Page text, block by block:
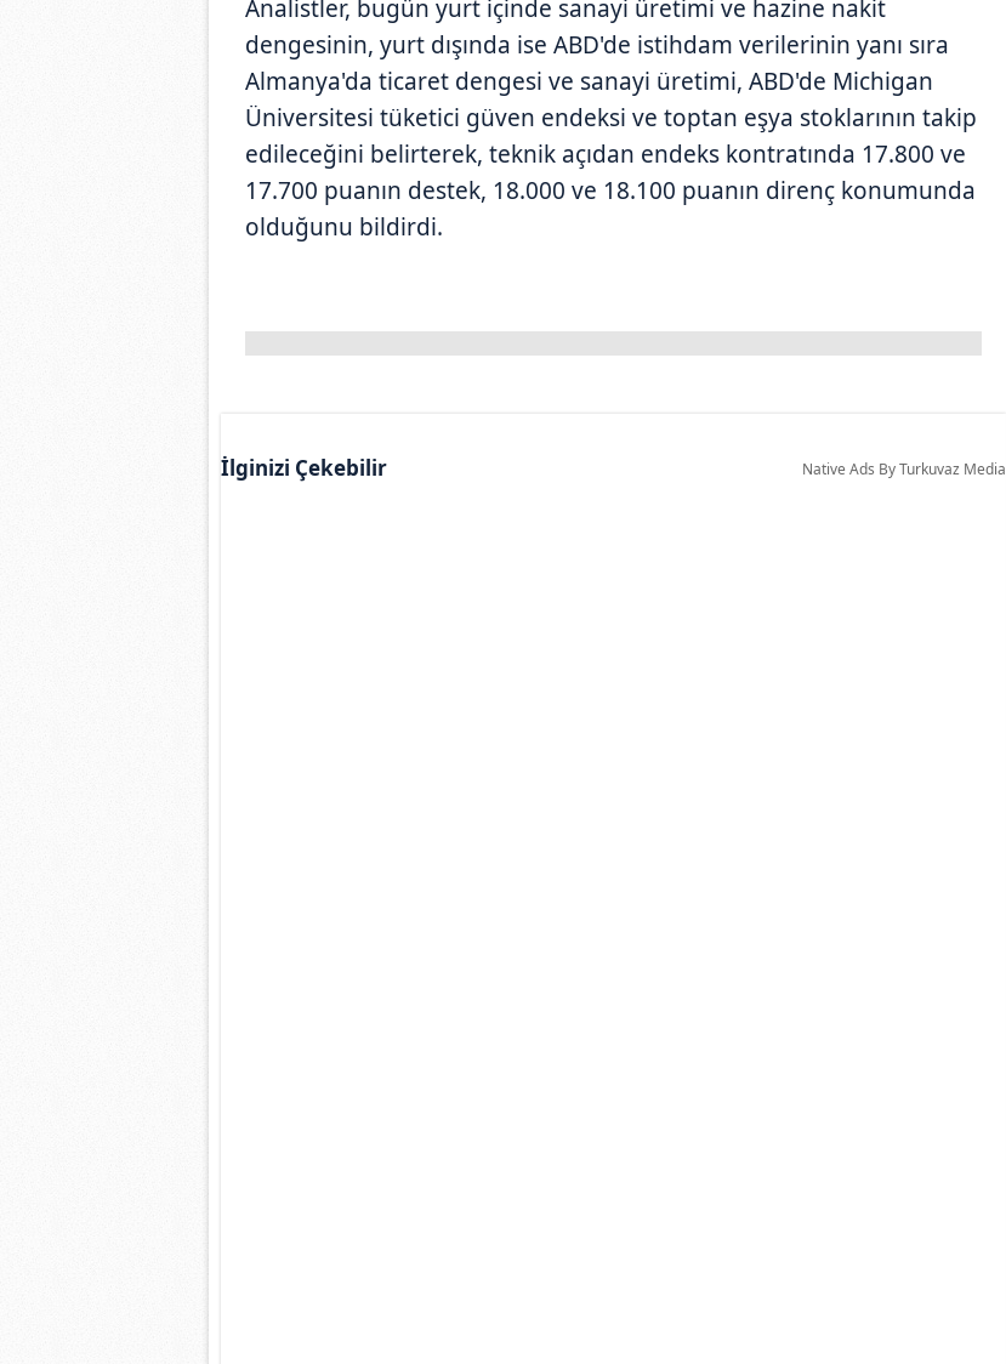
Analistler, bugün yurt içinde sanayi üretimi ve hazine nakit
dengesinin, yurt dışında ise ABD'de istihdam verilerinin yanı sıra
Almanya'da ticaret dengesi ve sanayi üretimi, ABD'de Michigan
Üniversitesi tüketici güven endeksi ve toptan eşya stoklarının takip
edileceğini belirterek, teknik açıdan endeks kontratında 17.800 ve
17.700 puanın destek, 18.000 ve 18.100 puanın direnç konumunda
olduğunu bildirdi.
İlginizi Çekebilir Native Ads By Turkuvaz Media